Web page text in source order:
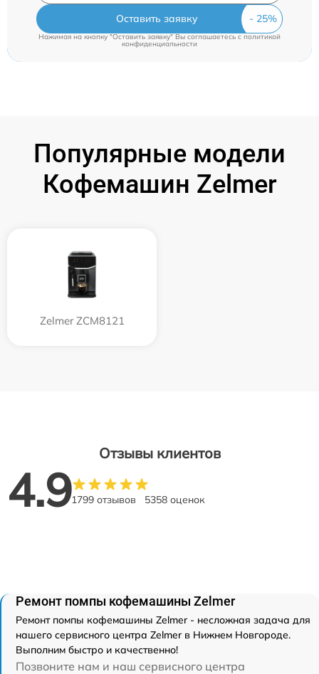
Оставить заявку
Нажимая на кнопку "Оставить заявку" Вы соглашаетесь c политикой
конфиденциальности
Популярные модели
Кофемашин Zelmer
Zelmer ZCM8121
Отзывы клиентов
4.91799 отзывов 5358 оценок
Ремонт помпы кофемашины Zelmer
Ремонт помпы кофемашины Zelmer - несложная задача для
нашего сервисного центра Zelmer в Нижнем Новгороде.
Выполним быстро и качественно!
Позвоните нам и наш сервисного центра